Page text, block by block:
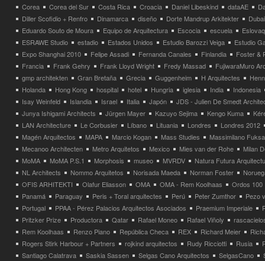
Corea
Corea del Sur Costa Rica Croacia Daniel Libeskind dataAE
Diller Scofidio + Renfro
Dinamarca diseño Dorte Mandrup Arkitekter
Dubai
Eduardo Souto de Moura
Equipo de Arquitectura Escocia escuela
ESRAWE Studio
estadio Estados Unidos Estudio Barozzi Veiga
Estudio
Expo Shanghai 2010
Felipe Assadi Fernanda Canales Finlandia
Foster &
Francia
Frank Gehry Frank Lloyd Wright Fredy Massad
FujiwaraMuro
gmp architekten
Gran Bretaña Grecia Guggenheim H Arquitectes
Holanda
Hong Kong hospital hotel Hungria iglesia India
Indonesia
Isay Weinfeld
Islandia Israel Italia Japón
JDS - Julien De Smedt
Junya Ishigami Architects
Jürgen Mayer Kazuyo Sejima Kengo Kuma
LAN Architecture
Le Corbusier Líbano Lituania Londres
Londres 2012
Magén Arquitectos
MAPA Marcio Kogan Mass Studies
Massimilano
Mecanoo Architecten
Metro Arquitetos Mexico Mies van der Rohe
Milan
MoMA
MoMA P.S.1 Morphosis museo MVRDV
Natura Futura
NL Architects
Nommo Arquitetos Norisada Maeda Norman Foster
OFIS ARHITEKTI
Olafur Eliasson OMA OMA - Rem Koolhaas
Ordos 100
Panamá
Paraguay Peris + Toral arquitectes Perú Peter Zumthor
Pezo
Portugal
PPAA - Pérez Palacios Arquitectos Asociados Praemium Imperiale
Pritzker Prize
Productora Qatar Rafael Moneo Rafael Viñoly
Rem Koolhaas
Renzo Piano República Checa REX Richard Meier
Rogers Stirk Harbour + Partners
rojkind arquitectos Rudy Ricciotti Rusia
Santiago Calatrava
Saskia Sassen Selgas Cano Arquitectos SelgasCano